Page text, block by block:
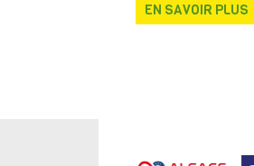
EN SAVOIR PLUS